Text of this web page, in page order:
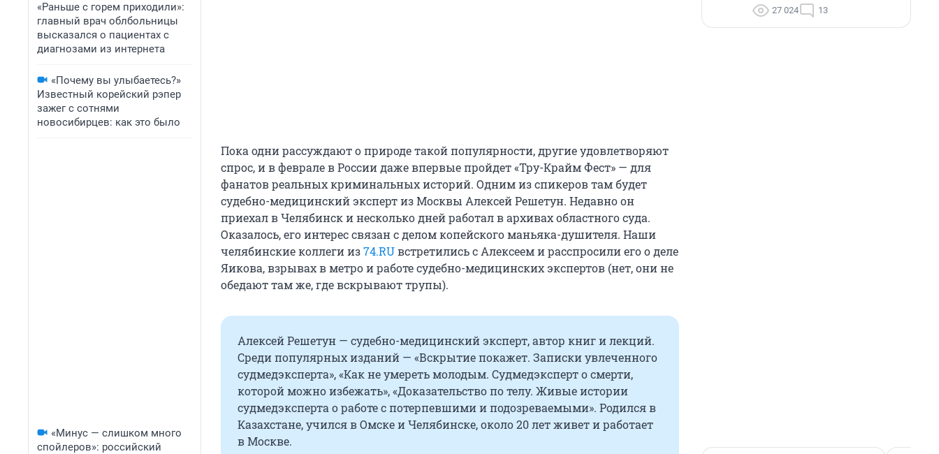
«Раньше с горем приходили»:
главный врач облбольницы
высказался о пациентах с
диагнозами из интернета
«Почему вы улыбаетесь?»
Известный корейский рэпер
зажег с сотнями
новосибирцев: как это было
«Минус — слишком много
спойлеров»: российский
Пока одни рассуждают о природе такой популярности, другие удовлетворяют
спрос, и в феврале в России даже впервые пройдет «Тру-Крайм Фест» — для
фанатов реальных криминальных историй. Одним из спикеров там будет
судебно-медицинский эксперт из Москвы Алексей Решетун. Недавно он
приехал в Челябинск и несколько дней работал в архивах областного суда.
Оказалось, его интерес связан с делом копейского маньяка-душителя. Наши
челябинские коллеги из74.RUвстретились с Алексеем и расспросили его о деле
Яикова, взрывах в метро и работе судебно-медицинских экспертов (нет, они не
обедают там же, где вскрывают трупы).
Алексей Решетун — судебно-медицинский эксперт, автор книг и лекций.
Среди популярных изданий — «Вскрытие покажет. Записки увлеченного
судмедэксперта», «Как не умереть молодым. Судмедэксперт о смерти,
которой можно избежать», «Доказательство по телу. Живые истории
судмедэксперта о работе с потерпевшими и подозреваемыми». Родился в
Казахстане, учился в Омске и Челябинске, около 20 лет живет и работает
в Москве.
27 024 13